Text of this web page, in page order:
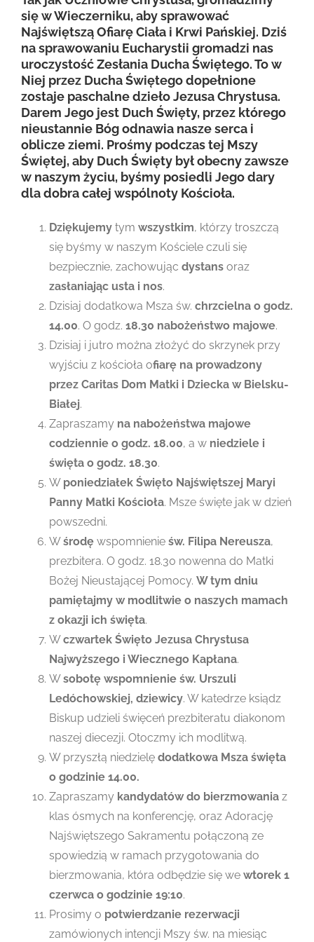
się w Wieczerniku, aby sprawować
Najświętszą Ofiarę Ciała i Krwi Pańskiej. Dziś
na sprawowaniu Eucharystii gromadzi nas
uroczystość Zesłania Ducha Świętego. To w
Niej przez Ducha Świętego dopełnione
zostaje paschalne dzieło Jezusa Chrystusa.
Darem Jego jest Duch Święty, przez którego
nieustannie Bóg odnawia nasze serca i
oblicze ziemi. Prośmy podczas tej Mszy
Świętej, aby Duch Święty był obecny zawsze
w naszym życiu, byśmy posiedli Jego dary
dla dobra całej wspólnoty Kościoła.
Dziękujemy tym wszystkim, którzy troszczą
się byśmy w naszym Kościele czuli się
bezpiecznie, zachowując dystans oraz
zasłaniając usta i nos.
Dzisiaj dodatkowa Msza św. chrzcielna o godz.
14.00. O godz. 18.30 nabożeństwo majowe.
Dzisiaj i jutro można złożyć do skrzynek przy
wyjściu z kościoła ofiarę na prowadzony
przez Caritas Dom Matki i Dziecka w Bielsku-
Białej.
Zapraszamy na nabożeństwa majowe
codziennie o godz. 18.00, a wniedziele i
święta o godz. 18.30.
W poniedziałek Święto Najświętszej Maryi
Panny Matki Kościoła. Msze święte jak w dzień
powszedni.
Wśrodę wspomnienie św. Filipa Nereusza,
prezbitera. O godz. 18.30 nowenna do Matki
Bożej Nieustającej Pomocy. W tym dniu
pamiętajmy w modlitwie o naszych mamach
z okazji ich święta.
Wczwartek Święto Jezusa Chrystusa
Najwyższego i Wiecznego Kapłana.
Wsobotę wspomnienie św. Urszuli
Ledóchowskiej, dziewicy. W katedrze ksiądz
Biskup udzieli święceń prezbiteratu diakonom
naszej diecezji. Otoczmy ich modlitwą.
W przyszłą niedzielę dodatkowa Msza święta
o godzinie 14.00.
Zapraszamy kandydatów do bierzmowaniaz
klas ósmych na konferencję, oraz Adorację
Najświętszego Sakramentu połączoną ze
spowiedzią w ramach przygotowania do
bierzmowania, która odbędzie się wewtorek 1
czerwca o godzinie 19:10.
Prosimy o potwierdzanie rezerwacji
zamówionych intencji Mszy św. na miesiąc